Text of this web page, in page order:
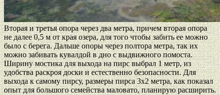
Вторая и третья опора через два метра, причем вторая опора
не далее 0,5 м от края озера, для того чтобы забить ее можно
было с берега. Дальше опоры через полтора метра, так их
можно забивать кувалдой в дно с выдвижного помоста.
Ширину мостика для выхода на пирс выбрал 1 метр, из
удобства раскроя доски и естественно безопасности. Для
выхода к самому пирсу, размеры пирса 3х2 метра, как показал
опыт для большого семейства маловато, планирую расширить.